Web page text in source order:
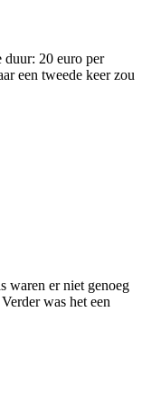
duur: 20 euro per
een tweede keer zou
waren er niet genoeg
was het een